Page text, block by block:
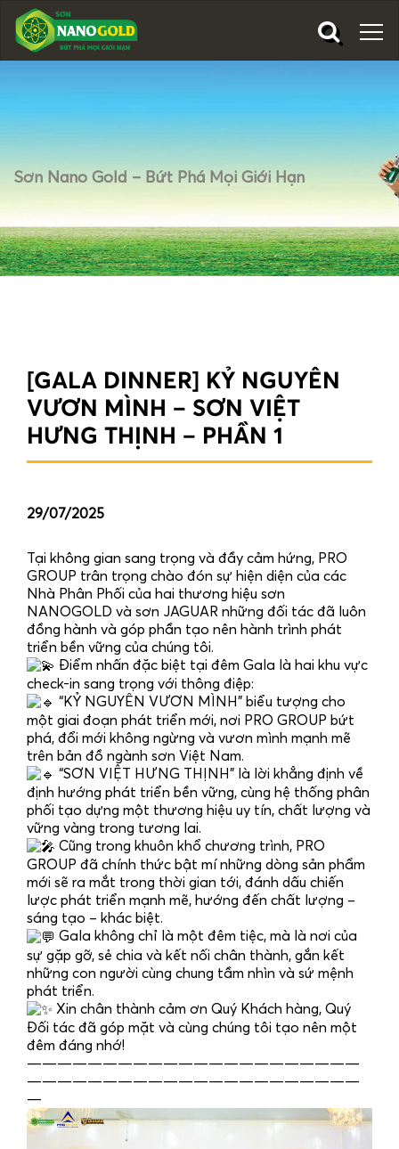
Sơn Nano Gold – Bứt Phá Mọi Giới Hạn
[GALA DINNER] KỶ NGUYÊN
VƯƠN MÌNH – SƠN VIỆT
HƯNG THỊNH – PHẦN 1
29/07/2025
Tại không gian sang trọng và đầy cảm hứng, PRO
GROUP trân trọng chào đón sự hiện diện của các
Nhà Phân Phối của hai thương hiệu sơn
NANOGOLD và sơn JAGUAR những đối tác đã luôn
đồng hành và góp phần tạo nên hành trình phát
triển bền vững của chúng tôi.
Điểm nhấn đặc biệt tại đêm Gala là hai khu vực
check-in sang trọng với thông điệp:
“KỶ NGUYÊN VƯƠN MÌNH” biểu tượng cho
một giai đoạn phát triển mới, nơi PRO GROUP bứt
phá, đổi mới không ngừng và vươn mình mạnh mẽ
trên bản đồ ngành sơn Việt Nam.
“SƠN VIỆT HƯNG THỊNH” là lời khẳng định về
định hướng phát triển bền vững, cùng hệ thống phân
phối tạo dựng một thương hiệu uy tín, chất lượng và
vững vàng trong tương lai.
Cũng trong khuôn khổ chương trình, PRO
GROUP đã chính thức bật mí những dòng sản phẩm
mới sẽ ra mắt trong thời gian tới, đánh dấu chiến
lược phát triển mạnh mẽ, hướng đến chất lượng –
sáng tạo – khác biệt.
Gala không chỉ là một đêm tiệc, mà là nơi của
sự gặp gỡ, sẻ chia và kết nối chân thành, gắn kết
những con người cùng chung tầm nhìn và sứ mệnh
phát triển.
Xin chân thành cảm ơn Quý Khách hàng, Quý
Đối tác đã góp mặt và cùng chúng tôi tạo nên một
đêm đáng nhớ!
——————————————————————
——————————————————————
—